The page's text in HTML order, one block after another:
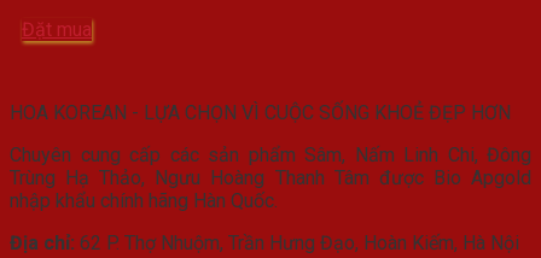
Đặt mua
HOA KOREAN - LỰA CHỌN VÌ CUỘC SỐNG KHOẺ ĐẸP HƠN
Chuyên cung cấp các sản phẩm Sâm, Nấm Linh Chi, Đông
Trùng Hạ Thảo, Ngưu Hoàng Thanh Tâm được Bio Apgold
nhập khẩu chính hãng Hàn Quốc.
Địa chỉ: 62 P. Thợ Nhuộm, Trần Hưng Đạo, Hoàn Kiếm, Hà Nội